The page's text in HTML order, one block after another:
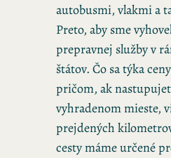
autobusmi, vlakmi a
Preto, aby sme
prepravnej služby v
štátov. Čo sa týka
pričom, ak
vyhradenom mieste,
prejdených
cesty máme určené